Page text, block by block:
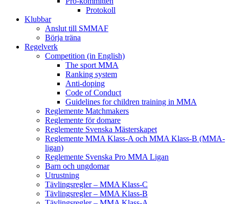
Protokoll
Klubbar
Anslut till SMMAF
Börja träna
Regelverk
Competition (in English)
The sport MMA
Ranking system
Anti-doping
Code of Conduct
Guidelines for children training in MMA
Reglemente Matchmakers
Reglemente för domare
Reglemente Svenska Mästerskapet
Reglemente MMA Klass-A och MMA Klass-B (MMA-
ligan)
Reglemente Svenska Pro MMA Ligan
Barn och ungdomar
Utrustning
Tävlingsregler – MMA Klass-C
Tävlingsregler – MMA Klass-B